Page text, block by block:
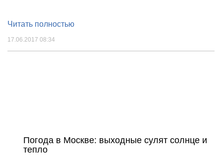
Читать полностью
17.06.2017 08:34
Погода в Москве: выходные сулят солнце и
тепло